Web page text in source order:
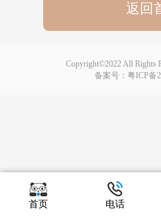
返回
首页 电话
Copyright©2022 All Rights
备案号： 粤ICP备